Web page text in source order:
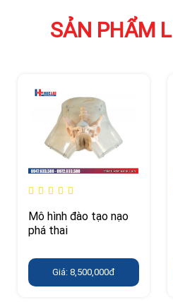
SẢN PHẨM
Mô hình đào tạo nạo
phá thai
Giá: 8,500,000đ